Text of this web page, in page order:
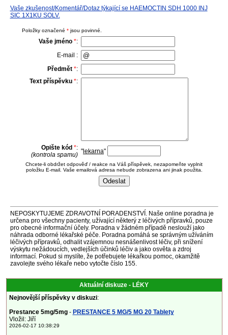
Vaše zkušenost/Komentář/Dotaz týkající se HAEMOCTIN SDH 1000 INJ
SIC 1X1KU SOLV.
Položky označené * jsou povinné.
Vaše jméno *:
E-mail :
Předmět *:
Text příspěvku *:
Opište kód *:
(kontrola spamu) " lekarna"
Chcete-li obdržet odpověď / reakce na Váš příspěvek, nezapomeňte vyplnit
položku E-mail. Vaše emailová adresa nebude zobrazena ani jinak použita.
NEPOSKYTUJEME ZDRAVOTNÍ PORADENSTVÍ. Naše online poradna je
určena pro všechny pacienty, užívající některý z léčivých přípravků, pouze
pro obecné informační účely. Poradna v žádném případě neslouží jako
náhrada odborné lékařské péče. Poradna pomáhá se správným užíváním
léčivých přípravků, odhalit vzájemnou nesnášenlivost léčiv, při snížení
výskytu nežádoucích, vedlejších účinků léčiv a jako osvěta a zdroj
informací. Pokud si myslíte, že potřebujete lékařkou pomoc, okamžitě
zavolejte svého lékaře nebo vytočte číslo 155.
Aktuální diskuze - LÉKY
Nejnovější příspěvky v diskuzi:
Prestance 5mg/5mg- PRESTANCE 5 MG/5 MG 20 Tablety
Vložil: Jiří
2026-02-17 10:38:29